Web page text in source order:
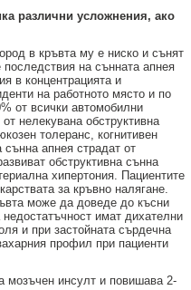
различни усложнения, ако
в кръвта му е ниско и сънят
на сънната апнея
в концентрацията и
на работното място и по
от всички автомобилни
нелекувана обструктивна
толеранс, когнитивен
апнея страдат от
обструктивна сънна
хипертония. Пациентите
за кръвно налягане.
може да доведе до късни
имат дихателни
и при застойната сърдечна
профил при пациенти
мозъчен инсулт и повишава 2-